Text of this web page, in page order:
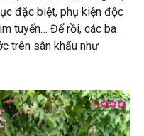
đặc biệt, phụ kiện độc
tuyến… Để rồi, các ba
trên sân khấu như